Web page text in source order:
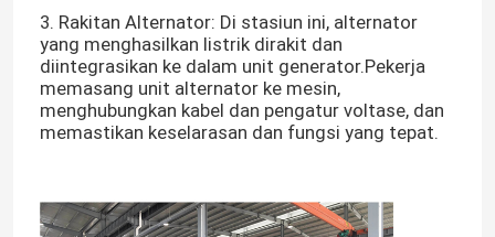
3. Rakitan Alternator: Di stasiun ini, alternator
yang menghasilkan listrik dirakit dan
diintegrasikan ke dalam unit generator.Pekerja
memasang unit alternator ke mesin,
menghubungkan kabel dan pengatur voltase, dan
memastikan keselarasan dan fungsi yang tepat.